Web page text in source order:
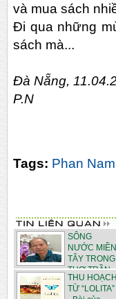
và mua sách
Đi qua những
sách mà...
Đà Nẵng,
P.N
Tags: Phan Nam
SÔNG
NƯỚC MIỀN
TÂY TRONG
THƠ TRẦN
THU HOẠCH
TỪ “LOLITA”